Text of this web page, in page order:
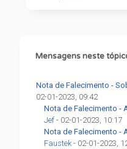
Mensagens neste
Nota de Falecimento -
02-01-2023, 09:42
Nota de Falecimento -
Jef - 02-01-2023, 10:17
Nota de Falecimento -
Faustek- 02-01-2023,